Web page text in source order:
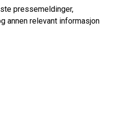
teknologi, økonomi og
modenhet.
pressemeldinger,
annen relevant informasjon